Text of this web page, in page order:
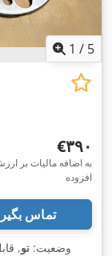
1 / 5
‎€۳۹۰
افزوده
تماس
وضعیت: نو,